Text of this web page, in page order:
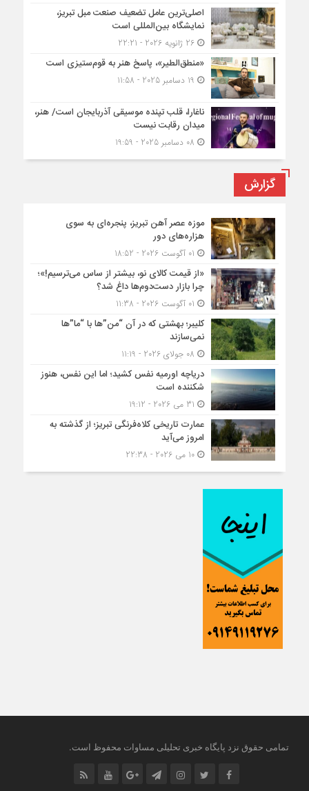
اصلی‌ترین عامل تضعیف صنعت مبل تبریز،
نمایشگاه بین‌المللی است
26 ژانویه 2026 - 22:21
«منطق‌الطیر»، پاسخ هنر به قوم‌ستیزی است
ناغارا، قلب تپنده موسیقی آذربایجان است/ هنر،
میدان رقابت نیست
گزارش
موزه عصر آهن تبریز، پنجره‌ای به سوی
هزاره‌های دور
«از قیمت کالای نو، بیشتر از ساس می‌ترسیم!»؛
چرا بازار دست‌دوم‌ها داغ شد؟
کلیبر؛ بهشتی که در آن “من”ها با “ما”ها
نمی‌سازند
دریاچه اورمیه نفس کشید؛ اما این نفس، هنوز
شکننده است
عمارت تاریخی کلاه‌فرنگی تبریز؛ از گذشته به
امروز می‌آید
10 می 2026 - 22:38
تمامی حقوق نزد پایگاه خبری تحلیلی مساوات محفوظ است.